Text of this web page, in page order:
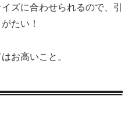
ズに合わせられるので、引
たい！
お高いこと。